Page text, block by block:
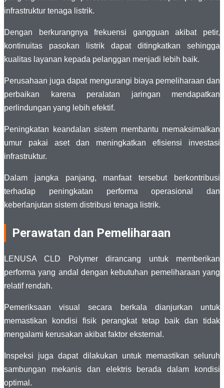
infrastruktur tenaga listrik.
Dengan berkurangnya frekuensi gangguan akibat petir,
kontinuitas pasokan listrik dapat ditingkatkan sehingga
kualitas layanan kepada pelanggan menjadi lebih baik.
Perusahaan juga dapat mengurangi biaya pemeliharaan dan
perbaikan karena peralatan jaringan mendapatkan
perlindungan yang lebih efektif.
Peningkatan keandalan sistem membantu memaksimalkan
umur pakai aset dan meningkatkan efisiensi investasi
infrastruktur.
Dalam jangka panjang, manfaat tersebut berkontribusi
terhadap peningkatan performa operasional dan
keberlanjutan sistem distribusi tenaga listrik.
Perawatan dan Pemeliharaan
LENUSA CLD Polymer dirancang untuk memberikan
performa yang andal dengan kebutuhan pemeliharaan yang
relatif rendah.
Pemeriksaan visual secara berkala dianjurkan untuk
memastikan kondisi fisik perangkat tetap baik dan tidak
mengalami kerusakan akibat faktor eksternal.
Inspeksi juga dapat dilakukan untuk memastikan seluruh
sambungan mekanis dan elektris berada dalam kondisi
optimal.